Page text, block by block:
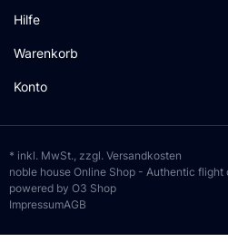
Hilfe
Warenkorb
Konto
* inkl. MwSt., zzgl. Versandkosten
noble house Online Shop - Authentic
powered by O3 Shop
ImpressumAGB